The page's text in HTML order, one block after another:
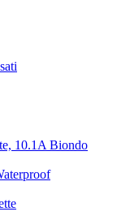
10.1A Biondo